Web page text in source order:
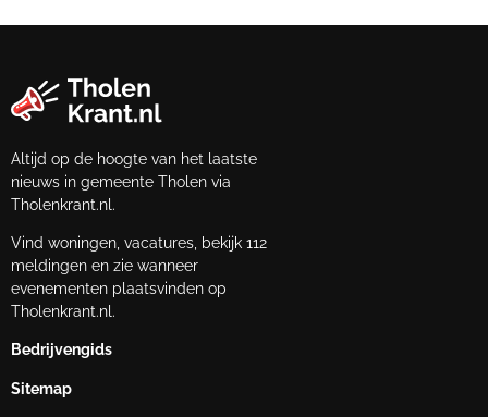
Altijd op de hoogte van het laatste
nieuws in gemeente Tholen via
Tholenkrant.nl.
Vind woningen, vacatures, bekijk 112
meldingen en zie wanneer
evenementen plaatsvinden op
Tholenkrant.nl.
Bedrijvengids
Sitemap